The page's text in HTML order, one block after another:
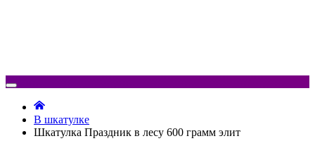
В шкатулке
Шкатулка Праздник в лесу 600 грамм элит